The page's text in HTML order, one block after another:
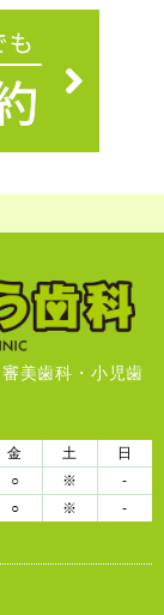
美歯科・小児歯
金 土
日
○ ※
-
○ ※ -